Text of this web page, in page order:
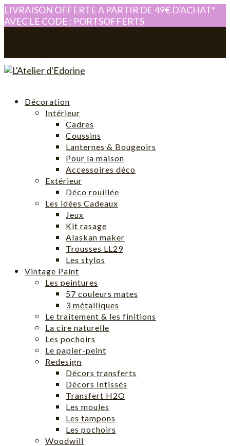
LIVRAISON OFFERTE A PARTIR DE 49€ D'ACHAT*
AVEC LE CODE : PORTSOFFERTS
Décoration
Intérieur
Cadres
Coussins
Lanternes & Bougeoirs
Pour la maison
Accessoires déco
Extérieur
Déco rouillée
Les idées Cadeaux
Jeux
Kit rasage
Alaskan maker
Trousses LL29
Les stylos
Vintage Paint
Les peintures
57 couleurs mates
3 métalliques
Le traitement & les finitions
La cire naturelle
Les pochoirs
Le papier-peint
Redesign
Décors transferts
Décors Intissés
Transfert H2O
Les moules
Les tampons
Les pochoirs
Woodwill